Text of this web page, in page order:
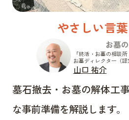
やさしい言
お墓
「終活・お墓の相談
お墓ディレクター（認
山口 祐介
墓石撤去・お墓の解体工
な事前準備を解説します。